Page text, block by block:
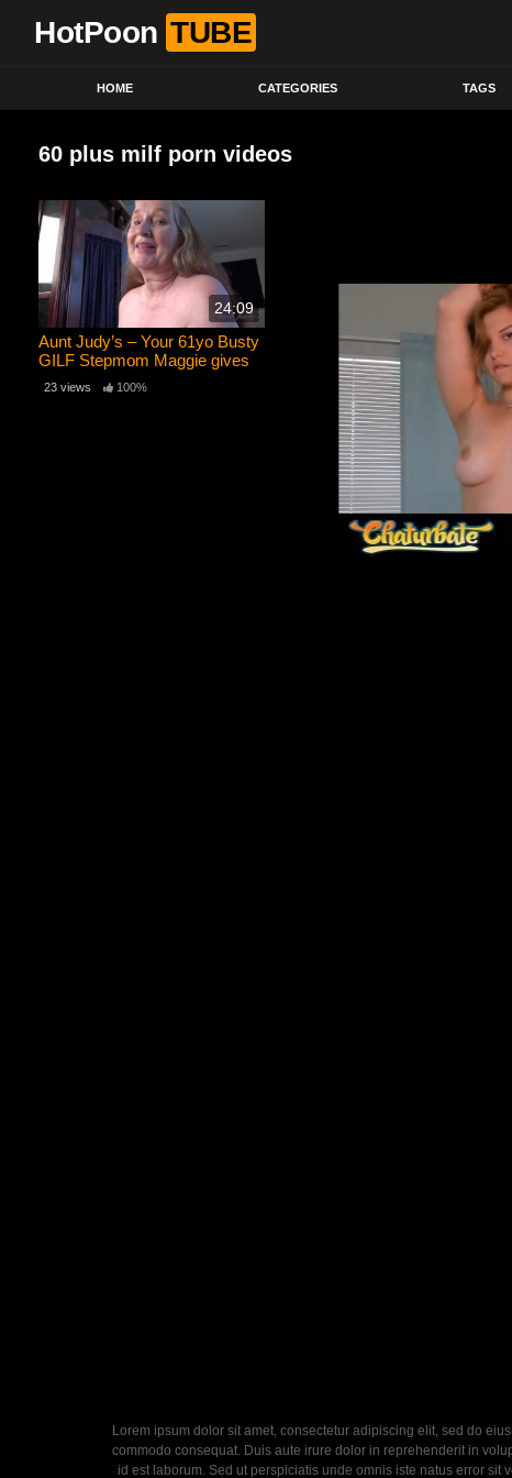
HotPoon TUBE
HOME CATEGORIES TAGS
60 plus milf porn videos
24:09
Aunt Judy’s – Your 61yo Busty
GILF Stepmom Maggie gives
you a Handjob (POV)
23 views 100%
Lorem ipsum dolor sit amet, consectetur adipiscing elit, sed do
commodo consequat. Duis aute irure dolor in reprehenderit in
id est laborum. Sed ut perspiciatis unde omnis iste natus error